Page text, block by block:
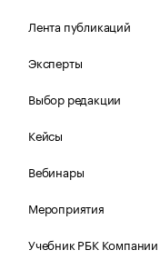
Лента публикаций
Эксперты
Выбор редакции
Кейсы
Вебинары
Мероприятия
Учебник РБК Компании